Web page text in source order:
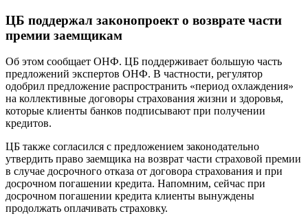
ЦБ поддержал законопроект о возврате части
премии заемщикам
Об этом сообщает ОНФ. ЦБ поддерживает большую часть
предложений экспертов ОНФ. В частности, регулятор
одобрил предложение распространить «период охлаждения»
на коллективные договоры страхования жизни и здоровья,
которые клиенты банков подписывают при получении
кредитов.
ЦБ также согласился с предложением законодательно
утвердить право заемщика на возврат части страховой премии
в случае досрочного отказа от договора страхования и при
досрочном погашении кредита. Напомним, сейчас при
досрочном погашении кредита клиенты вынуждены
продолжать оплачивать страховку.